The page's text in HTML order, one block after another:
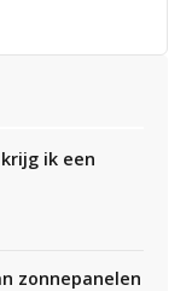
ik een
zonnepanelen